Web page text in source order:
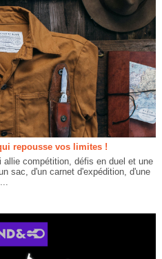
repousse vos limites !
allie compétition, défis en duel et une
sac, d'un carnet d'expédition, d'une